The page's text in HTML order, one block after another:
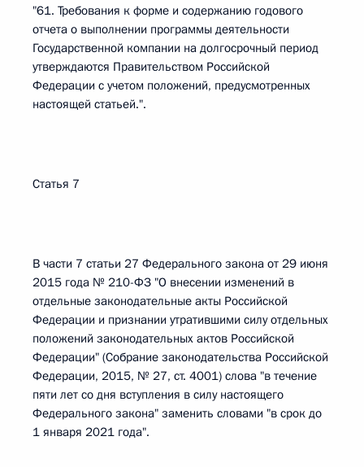
"61. Требования к форме и содержанию годового
отчета о выполнении программы деятельности
Государственной компании на долгосрочный период
утверждаются Правительством Российской
Федерации с учетом положений, предусмотренных
настоящей статьей.".
Статья 7
В части 7 статьи 27 Федерального закона от 29 июня
2015 года № 210-ФЗ "О внесении изменений в
отдельные законодательные акты Российской
Федерации и признании утратившими силу отдельных
положений законодательных актов Российской
Федерации" (Собрание законодательства Российской
Федерации, 2015, № 27, ст. 4001) слова "в течение
пяти лет со дня вступления в силу настоящего
Федерального закона" заменить словами "в срок до
1 января 2021 года".